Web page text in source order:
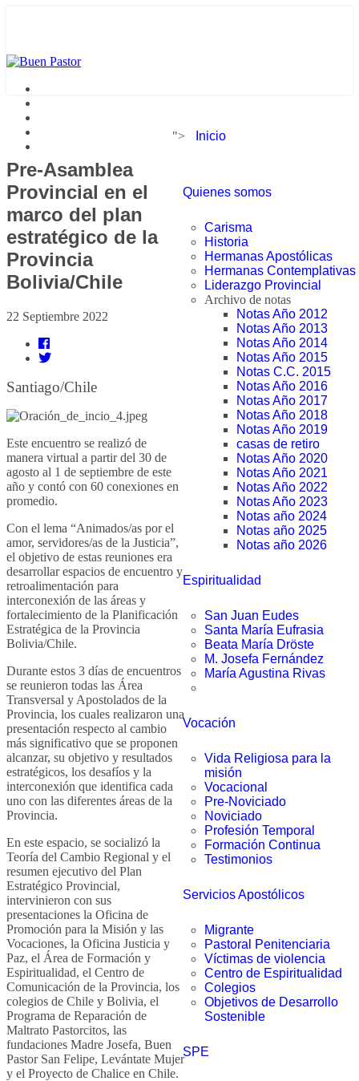
"> Inicio
Quienes somos
Carisma
Historia
Hermanas Apostólicas
Hermanas Contemplativas
Liderazgo Provincial
Archivo de notas
Notas Año 2012
Notas Año 2013
Notas Año 2014
Notas Año 2015
Notas C.C. 2015
Notas Año 2016
Notas Año 2017
Notas Año 2018
Notas Año 2019
casas de retiro
Notas Año 2020
Notas Año 2021
Notas Año 2022
Notas Año 2023
Notas año 2024
Notas año 2025
Notas año 2026
Espiritualidad
San Juan Eudes
Santa María Eufrasia
Beata María Dröste
M. Josefa Fernández
María Agustina Rivas
Vocación
Vida Religiosa para la
misión
Vocacional
Pre-Noviciado
Noviciado
Profesión Temporal
Formación Continua
Testimonios
Servicios Apostólicos
Migrante
Pastoral Penitenciaria
Víctimas de violencia
Centro de Espiritualidad
Colegios
Objetivos de Desarrollo
Sostenible
SPE
Pre-Asamblea
Provincial en el
marco del plan
estratégico de la
Provincia
Bolivia/Chile
22 Septiembre 2022
Santiago/Chile
Este encuentro se realizó de
manera virtual a partir del 30 de
agosto al 1 de septiembre de este
año y contó con 60 conexiones en
promedio.
Con el lema “Animados/as por el
amor, servidores/as de la Justicia”,
el objetivo de estas reuniones era
desarrollar espacios de encuentro y
retroalimentación para
interconexión de las áreas y
fortalecimiento de la Planificación
Estratégica de la Provincia
Bolivia/Chile.
Durante estos 3 días de encuentros
se reunieron todas las Área
Transversal y Apostolados de la
Provincia, los cuales realizaron una
presentación respecto al cambio
más significativo que se proponen
alcanzar, su objetivo y resultados
estratégicos, los desafíos y la
interconexión que identifica cada
uno con las diferentes áreas de la
Provincia.
En este espacio, se socializó la
Teoría del Cambio Regional y el
resumen ejecutivo del Plan
Estratégico Provincial,
intervinieron con sus
presentaciones la Oficina de
Promoción para la Misión y las
Vocaciones, la Oficina Justicia y
Paz, el Área de Formación y
Espiritualidad, el Centro de
Comunicación de la Provincia, los
colegios de Chile y Bolivia, el
Programa de Reparación de
Maltrato Pastorcitos, las
fundaciones Madre Josefa, Buen
Pastor San Felipe, Levántate Mujer
y el Proyecto de Chalice en Chile.